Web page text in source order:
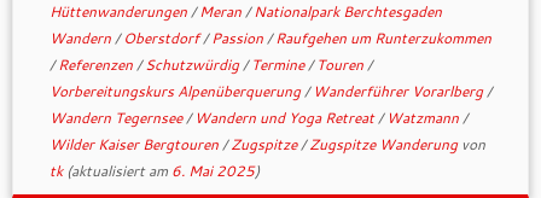
Hüttenwanderungen/Meran/Nationalpark Berchtesgaden
Wandern/Oberstdorf/Passion/Raufgehen um Runterzukommen
/Referenzen/Schutzwürdig/Termine/Touren/
Vorbereitungskurs Alpenüberquerung/ Wanderführer Vorarlberg/
Wandern Tegernsee/ Wandern und Yoga Retreat/ Watzmann/
Wilder Kaiser Bergtouren/Zugspitze/Zugspitze Wanderung von
tk(aktualisiert am 6. Mai 2025)